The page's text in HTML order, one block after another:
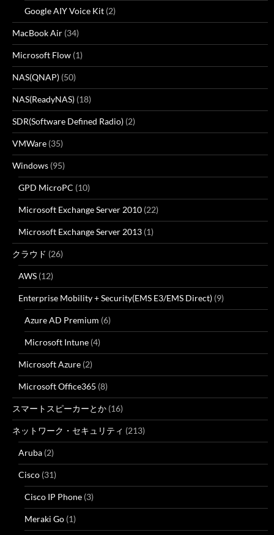
Google AIY Voice Kit (2)
MacBook Air (34)
Microsoft Flow (1)
NAS(QNAP) (50)
NAS(ReadyNAS) (18)
SDR(Software Defined Radio) (2)
VMWare (35)
Windows (95)
GPD MicroPC (10)
Microsoft Exchange Server 2010 (22)
Microsoft Exchange Server 2013 (1)
クラウド (26)
AWS (12)
Enterprise Mobility + Security(EMS E3/EMS Direct) (9)
Azure AD Premium (6)
Microsoft Intune (4)
Microsoft Azure (2)
Microsoft Office365 (8)
スマートスピーカーとか (16)
ネットワーク・セキュリティ (213)
Aruba (2)
Cisco (31)
Cisco IP Phone (3)
Meraki Go (1)